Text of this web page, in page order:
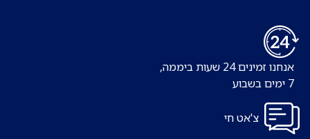
אנחנו זמינים 24 שעות ביממה,
צ'אט חי